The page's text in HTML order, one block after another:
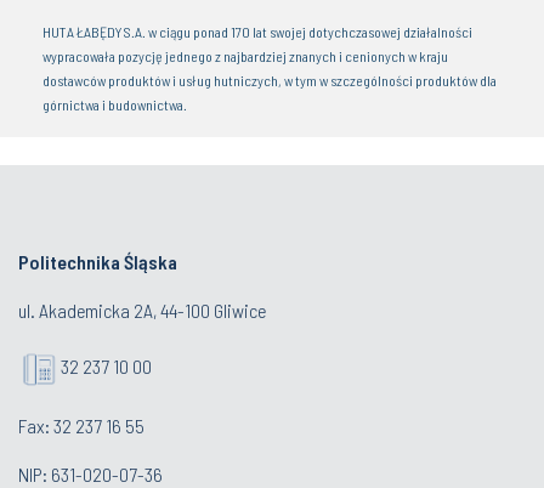
HUTA ŁABĘDY S.A. w ciągu ponad 170 lat swojej dotychczasowej działalności
wypracowała pozycję jednego z najbardziej znanych i cenionych w kraju
dostawców produktów i usług hutniczych, w tym w szczególności produktów dla
górnictwa i budownictwa.
Politechnika Śląska
ul. Akademicka 2A, 44-100 Gliwice
32 237 10 00
Fax: 32 237 16 55
NIP: 631-020-07-36